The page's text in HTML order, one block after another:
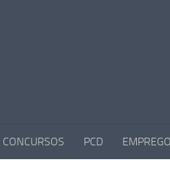
CONCURSOS PCD